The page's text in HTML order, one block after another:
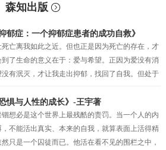
森知出版
郁症：一个抑郁症患者的成功自救》
亡离我如此之近。但也正是因为死亡的存在，才
了生命的意义在于：爱与希望。正因为爱没有消
有泯灭，才让我走出抑郁，找回了自我。但处于
也仅仅是一种自我安慰罢了。我似乎只剩下在绝望
利，但也正是这种在绝望中的坚持，才真的让我
看到了希望。当曙光最终突破了黑夜的壁垒，我
“爱”而萌生的动力，因为“希望”而产生的坚持。
恐惧与人性的成长》-王宇著
想必是这个世界上最残酷的责罚。当一个人的内
不能活出真实、本来的自我，就算表面上活得精
只是一个囚徒而已。他活在看不见的围栏之中，